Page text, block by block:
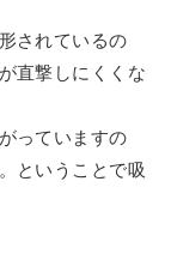
されているの
直撃しにくくな
っていますの
ということで吸